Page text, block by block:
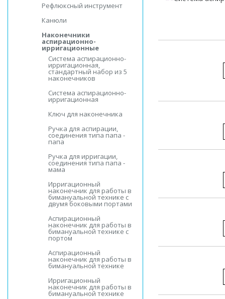
Рефлюксный инструмент
Канюли
Наконечники
аспирационно-
ирригационные
Система аспирационно-
ирригационная,
стандартный набор из 5
наконечников
Система аспирационно-
ирригационная
Ключ для наконечника
Ручка для аспирации,
соединения типа папа -
папа
Ручка для ирригации,
соединения типа папа -
мама
Ирригационный
наконечник для работы в
бимануальной технике с
двумя боковыми портами
Аспирационный
наконечник для работы в
бимануальной технике с
портом
Аспирационный
наконечник для работы в
бимануальной технике
Ирригационный
наконечник для работы в
бимануальной технике